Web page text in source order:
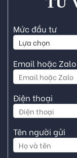
Mức đầu tư
Email hoặc Zalo
Điện thoại
Tên người gửi